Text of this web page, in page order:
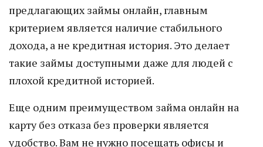
предлагающих займы онлайн, главным
критерием является наличие стабильного
дохода, а не кредитная история. Это делает
такие займы доступными даже для людей с
плохой кредитной историей.
Еще одним преимуществом займа онлайн на
карту без отказа без проверки является
удобство. Вам не нужно посещать офисы и